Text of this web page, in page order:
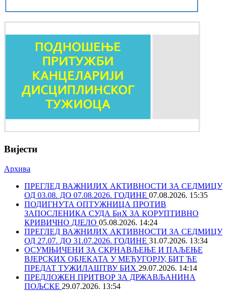
Вијести
Архива
ПРЕГЛЕД ВАЖНИЈИХ АКТИВНОСТИ ЗА СЕДМИЦУ
ОД 03.08. ДО 07.08.2026. ГОДИНЕ 07.08.2026. 15:35
ПОДИГНУТА ОПТУЖНИЦА ПРОТИВ
ЗАПОСЛЕНИКА СУДА БиХ ЗА КОРУПТИВНО
КРИВИЧНО ДЈЕЛО 05.08.2026. 14:24
ПРЕГЛЕД ВАЖНИЈИХ АКТИВНОСТИ ЗА СЕДМИЦУ
ОД 27.07. ДО 31.07.2026. ГОДИНЕ 31.07.2026. 13:34
ОСУМЊИЧЕНИ ЗА СКРНАВЉЕЊЕ И ПАЉЕЊЕ
ВЈЕРСКИХ ОБЈЕКАТА У МЕЂУГОРЈУ, БИТ ЋЕ
ПРЕДАТ ТУЖИЛАШТВУ БИХ 29.07.2026. 14:14
ПРЕДЛОЖЕН ПРИТВОР ЗА ДРЖАВЉАНИНА
ПОЉСКЕ 29.07.2026. 13:54